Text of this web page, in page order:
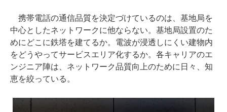
携帯電話の通信品質を決定づけているのは、基地局を
中心としたネットワークに他ならない。基地局設置のた
めにどこに鉄塔を建てるか。電波が浸透しにくい建物内
をどうやってサービスエリア化するか。各キャリアのエ
ンジニア陣は、ネットワーク品質向上のために日々、知
恵を絞っている。